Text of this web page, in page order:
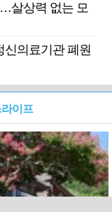
살상력 없는 모
신의료기관 폐원
이프